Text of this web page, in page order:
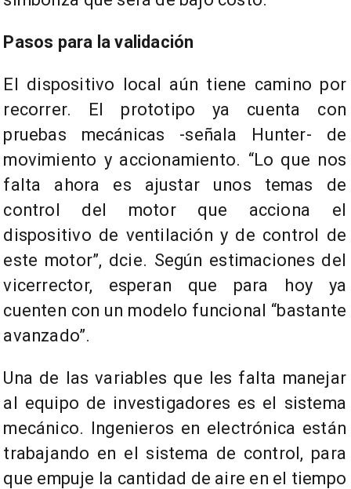
Pasos para la validación
El dispositivo local aún tiene camino por
recorrer. El prototipo ya cuenta con
pruebas mecánicas -señala Hunter- de
movimiento y accionamiento. “Lo que nos
falta ahora es ajustar unos temas de
control del motor que acciona el
dispositivo de ventilación y de control de
este motor”, dcie. Según estimaciones del
vicerrector, esperan que para hoy ya
cuenten con un modelo funcional “bastante
avanzado”.
Una de las variables que les falta manejar
al equipo de investigadores es el sistema
mecánico. Ingenieros en electrónica están
trabajando en el sistema de control, para
que empuje la cantidad de aire en el tiempo